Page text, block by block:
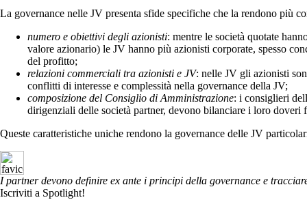
La governance nelle JV presenta sfide specifiche che la rendono più
numero e obiettivi degli azionisti: mentre le società quotate
valore azionario) le JV hanno più azionisti corporate, spesso
del profitto;
relazioni commerciali tra azionisti e JV: nelle JV gli azionisti
conflitti di interesse e complessità nella governance della JV;
composizione del Consiglio di Amministrazione: i consiglieri
dirigenziali delle società partner, devono bilanciare i loro
Queste caratteristiche uniche rendono la governance delle JV
I partner devono definire ex ante i principi della governance e
Iscriviti a Spotlight!